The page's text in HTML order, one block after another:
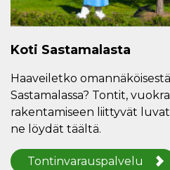
Koti Sastamalasta
Haaveiletko
Sastamalassa? Tontit,
rakentamiseen liittyvät
ne löydät täältä.
Tontinvarauspalvelu